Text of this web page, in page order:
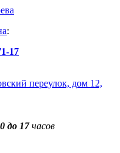
:
17
переулок, дом 12,
до 17часов